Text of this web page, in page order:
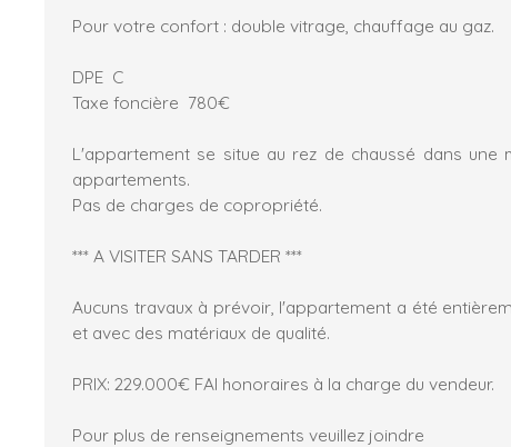
Pour votre confort : double vitrage, chauffage au gaz.
DPE C
Taxe foncière 780€
L'appartement se situe au rez de chaussé dans une
appartements.
Pas de charges de copropriété.
*** A VISITER SANS TARDER ***
Aucuns travaux à prévoir, l'appartement a été
et avec des matériaux de qualité.
PRIX: 229.000€ FAI honoraires à la charge du vendeur.
Pour plus de renseignements veuillez joindre